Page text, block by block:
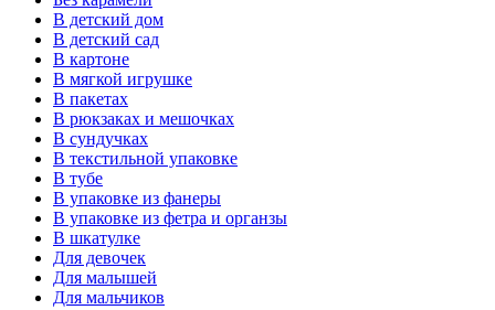
В детский дом
В детский сад
В картоне
В мягкой игрушке
В пакетах
В рюкзаках и мешочках
В сундучках
В текстильной упаковке
В тубе
В упаковке из фанеры
В упаковке из фетра и органзы
В шкатулке
Для девочек
Для малышей
Для мальчиков